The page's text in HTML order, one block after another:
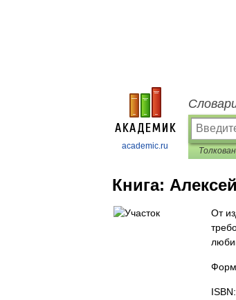
academic.ru
Книга:
От